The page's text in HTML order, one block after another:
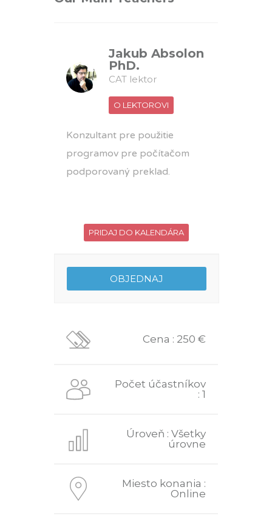
Jakub Absolon
PhD.
CAT lektor
O LEKTOROVI
Konzultant pre použitie
programov pre počítačom
podporovaný preklad.
PRIDAJ DO KALENDÁRA
Cena : 250 €
Počet účastníkov
: 1
Úroveň : Všetky
úrovne
Miesto konania :
Online